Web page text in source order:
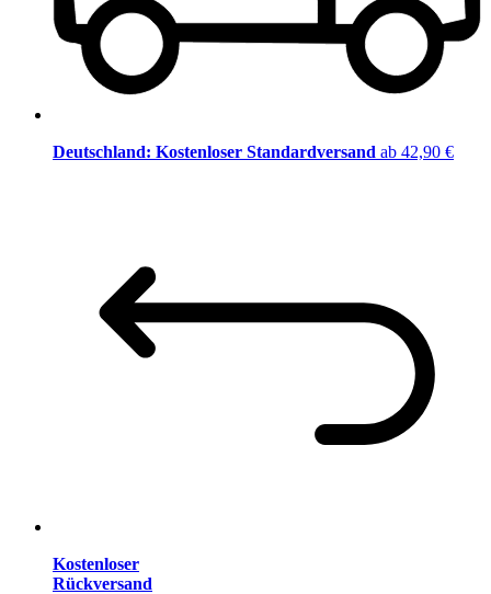
Deutschland: Kostenloser Standardversand ab 42,90 €
Kostenloser
Rückversand